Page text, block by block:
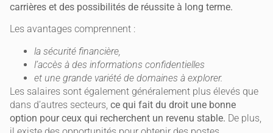
carrières et des possibilités de réussite à long terme.
Les avantages comprennent :
la sécurité financière,
l’accès à des informations confidentielles
et une grande variété de domaines à explorer.
Les salaires sont également généralement plus élevés que
dans d’autres secteurs, ce qui fait du droit une bonne
option pour ceux qui recherchent un revenu stable. De plus,